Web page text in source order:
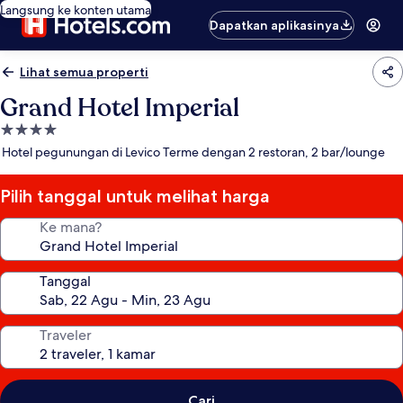
Langsung ke konten utama
Dapatkan aplikasinya
Lihat semua properti
Grand Hotel Imperial
Properti
bintang
Hotel pegunungan di Levico Terme dengan 2 restoran, 2 bar/lounge
Pilih tanggal untuk melihat harga
Ke mana?
Tanggal
Traveler